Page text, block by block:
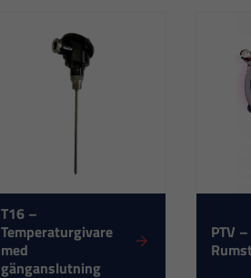
T16 –
Temperaturgivare
med
gänganslutning
PTV –